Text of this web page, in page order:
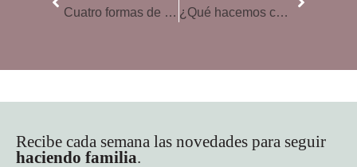
Cuatro formas de mejorar tu resiliencia, según la psicología ¿Qué hacemos con tanto tiempo libre?
Recibe cada semana las novedades para seguir
haciendo familia